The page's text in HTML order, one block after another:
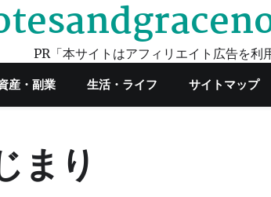
PR「本サイトはアフィリエイト広告を利
産・副業 生活・ライフ サイトマップ
まり